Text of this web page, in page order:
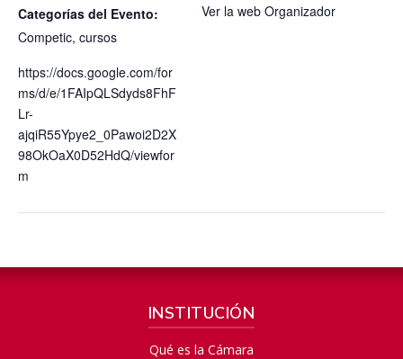
Categorías del Evento:
Competic, cursos
https://docs.google.com/for
ms/d/e/1FAIpQLSdyds8FhF
Lr-
ajqiR55Ypye2_0Pawoi2D2X
98OkOaX0D52HdQ/viewfor
m
Ver la web Organizador
INSTITUCIÓN
Qué es la Cámara